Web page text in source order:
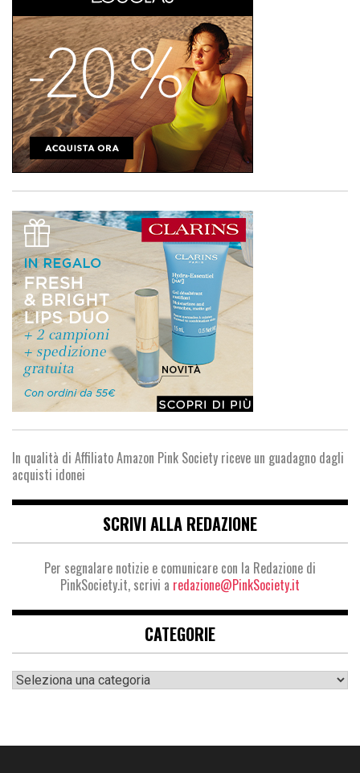
In qualità di Affiliato Amazon Pink Society riceve un guadagno dagli
acquisti idonei
SCRIVI ALLA REDAZIONE
Per segnalare notizie e comunicare con la Redazione di
PinkSociety.it, scrivi a redazione@PinkSociety.it
CATEGORIE
Categorie